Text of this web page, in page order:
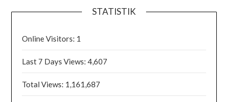
STATISTIK
Online Visitors: 1
Last 7 Days Views:4,607
Total Views: 1,161,687